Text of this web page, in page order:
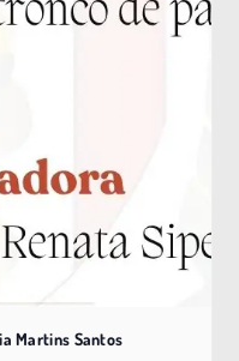
Martins Santos